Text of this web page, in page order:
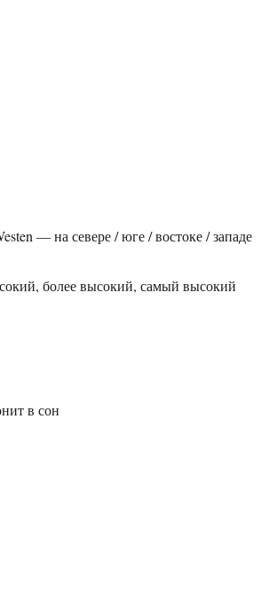
— на севере / юге / востоке / западе
более высокий, самый высокий
в сон